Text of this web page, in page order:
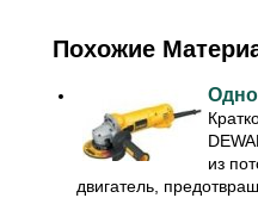
Похожие
из
двигатель,